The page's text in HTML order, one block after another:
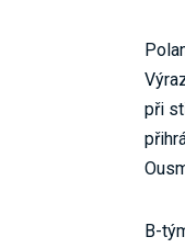
při
B-